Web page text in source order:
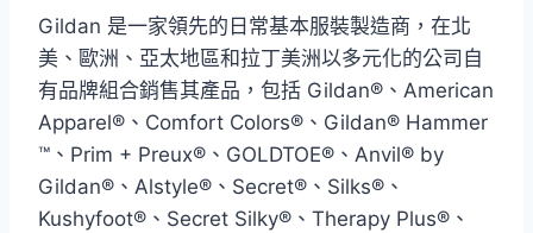
Gildan 是一家領先的日常基本服裝製造商，在北
美、歐洲、亞太地區和拉丁美洲以多元化的公司自
有品牌組合銷售其產品，包括 Gildan®、American
Apparel®、Comfort Colors®、Gildan® Hammer
™、Prim + Preux®、GOLDTOE®、Anvil® by
Gildan®、Alstyle®、Secret®、Silks®、
Kushyfoot®、Secret Silky®、Therapy Plus®、